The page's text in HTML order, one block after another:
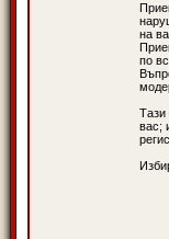
на
по
Тази
вас;